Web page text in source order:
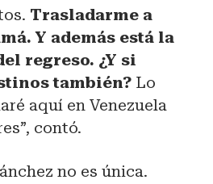
Trasladarme a
Y además está la
regreso. ¿Y si
también? Lo
aquí en Venezuela
contó.
no es única.